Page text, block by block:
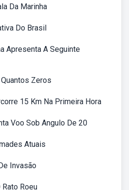
Da Marinha
Do Brasil
Apresenta A Seguinte
Zeros
15 Km Na Primeira Hora
Voo Sob Angulo De 20
Atuais
Invasão
Rato Roeu